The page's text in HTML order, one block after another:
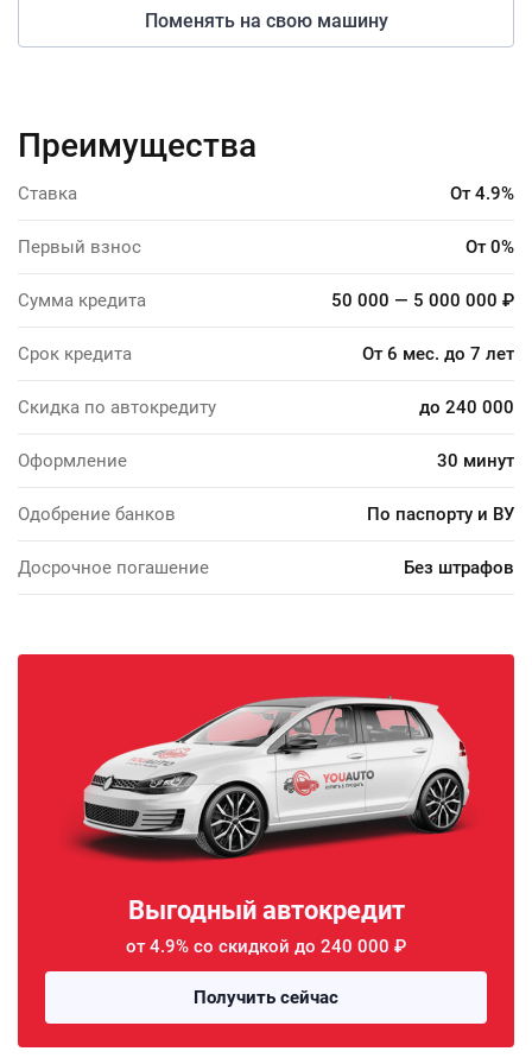
Поменять на свою машину
Преимущества
Ставка От 4.9%
Первый взнос От 0%
Сумма кредита 50 000 — 5 000 000 ₽
Срок кредита От 6 мес. до 7 лет
Скидка по автокредиту до 240 000
Оформление 30 минут
Одобрение банков По паспорту и ВУ
Досрочное погашение Без штрафов
Выгодный автокредит
от 4.9% со скидкой до 240 000 ₽
Получить сейчас